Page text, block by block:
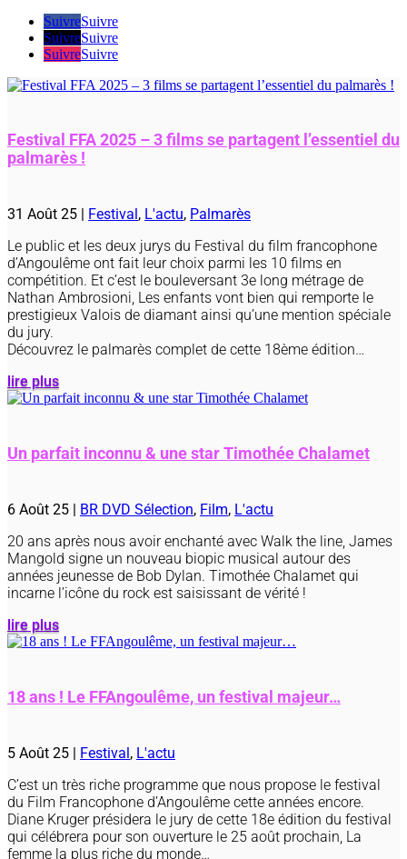
SuivreSuivre
SuivreSuivre
SuivreSuivre
Festival FFA 2025 – 3 films se partagent l’essentiel du
palmarès !
31 Août 25 Festival , L'actu, Palmarès
Le public et les deux jurys du Festival du film francophone
d’Angoulême ont fait leur choix parmi les 10 films en
compétition. Et c’est le bouleversant 3e long métrage de
Nathan Ambrosioni, Les enfants vont bien qui remporte le
prestigieux Valois de diamant ainsi qu’une mention spéciale
du jury.
Découvrez le palmarès complet de cette 18ème édition…
lire plus
Un parfait inconnu & une star Timothée Chalamet
6 Août 25 BR DVD Sélection, Film, L'actu
20 ans après nous avoir enchanté avec Walk the line, James
Mangold signe un nouveau biopic musical autour des
années jeunesse de Bob Dylan. Timothée Chalamet qui
incarne l’icône du rock est saisissant de vérité !
lire plus
18 ans ! Le FFAngoulême, un festival majeur…
5 Août 25 Festival , L'actu
C’est un très riche programme que nous propose le festival
du Film Francophone d’Angoulême cette années encore.
Diane Kruger présidera le jury de cette 18e édition du festival
qui célébrera pour son ouverture le 25 août prochain, La
femme la plus riche du monde…